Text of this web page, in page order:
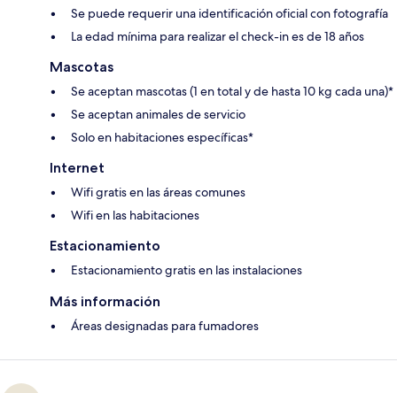
Se puede requerir una identificación oficial con fotografía
La edad mínima para realizar el check-in es de 18 años
Mascotas
Se aceptan mascotas (1 en total y de hasta 10 kg cada una)*
Se aceptan animales de servicio
Solo en habitaciones específicas*
Internet
Wifi gratis en las áreas comunes
Wifi en las habitaciones
Estacionamiento
Estacionamiento gratis en las instalaciones
Más información
Áreas designadas para fumadores